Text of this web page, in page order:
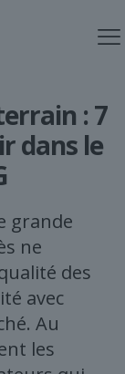
: 7
dans le
grande
ne
des
avec
Au
les